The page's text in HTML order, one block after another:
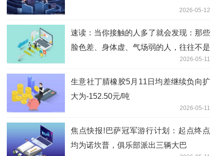
2026-05-12
速读：当你接触的人多了就会发现：那些
脸色差、身体虚、气场弱的人，往往不是
太累了，而是精神内耗把自己耗干了2026-05-11
生意社丁腈橡胶5月11日均差继续负向扩
大为-152.50元/吨
2026-05-11
焦点快报!巴萨冠军游行计划：起点终点
均为诺坎普，俱乐部派出三辆大巴